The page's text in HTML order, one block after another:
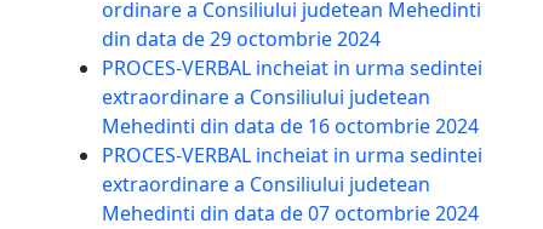
ordinare a Consiliului judetean Mehedinti
din data de 29 octombrie 2024
PROCES-VERBAL incheiat in urma sedintei
extraordinare a Consiliului judetean
Mehedinti din data de 16 octombrie 2024
PROCES-VERBAL incheiat in urma sedintei
extraordinare a Consiliului judetean
Mehedinti din data de 07 octombrie 2024